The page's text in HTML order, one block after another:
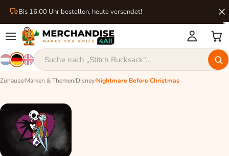
Bis 16:00 Uhr bestellen, heute versendet!
Zuhause/Marken & Themen/Disney/Nightmare Before Christmas